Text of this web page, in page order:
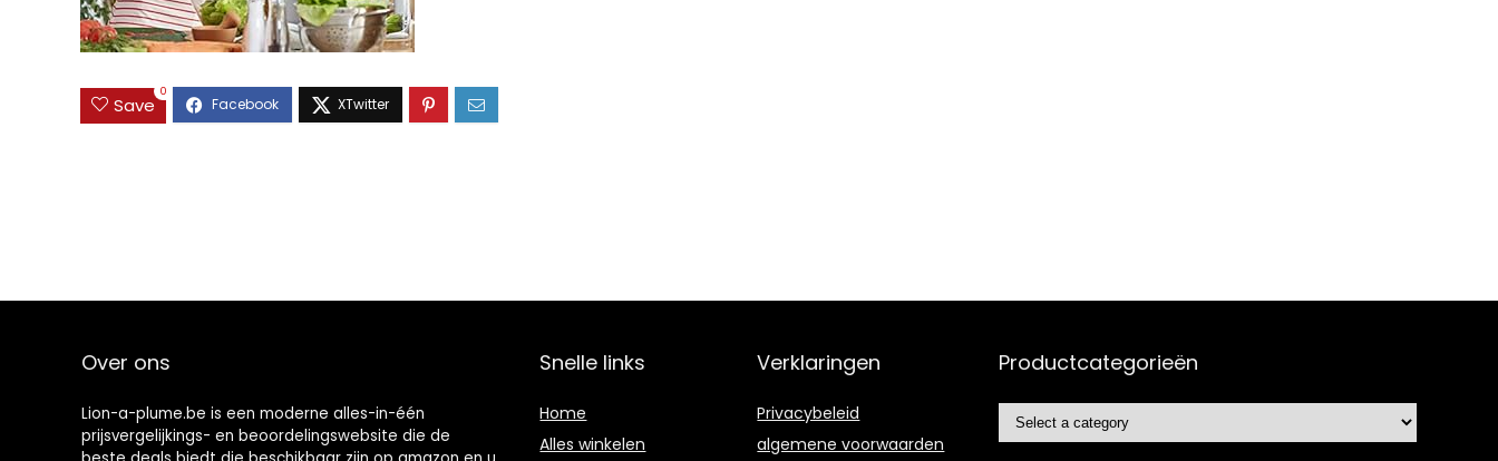
Save
0
Over ons
Lion-a-plume.be is een moderne alles-in-één
prijsvergelijkings- en beoordelingswebsite die de
Snelle links
Home
Alles winkelen
Verklaringen
Privacybeleid
algemene voorwaarden
Productcategorieën